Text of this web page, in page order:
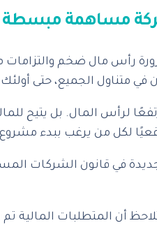
مساهمة مبسطة
رأس مال ضخم
متناول الجميع، حتى
مرتفعًا لرأس المال. بل
لكل من يرغب ببدء مشروع
في قانون الشركات
أن المتطلبات المالية